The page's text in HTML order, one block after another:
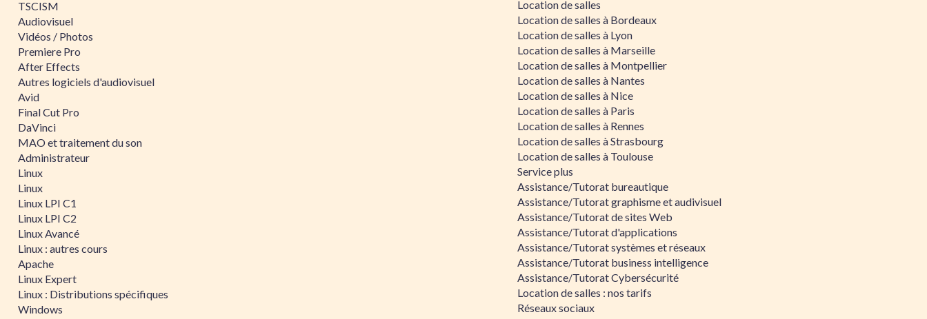
TSCISM
Audiovisuel
Vidéos / Photos
Premiere Pro
After Effects
Autres logiciels d'audiovisuel
Avid
Final Cut Pro
DaVinci
MAO et traitement du son
Administrateur
Linux
Linux
Linux LPI C1
Linux LPI C2
Linux Avancé
Linux : autres cours
Apache
Linux Expert
Linux : Distributions spécifiques
Windows
Location de salles
Location de salles à Bordeaux
Location de salles à Lyon
Location de salles à Marseille
Location de salles à Montpellier
Location de salles à Nantes
Location de salles à Nice
Location de salles à Paris
Location de salles à Rennes
Location de salles à Strasbourg
Location de salles à Toulouse
Service plus
Assistance/Tutorat bureautique
Assistance/Tutorat graphisme et audivisuel
Assistance/Tutorat de sites Web
Assistance/Tutorat d'applications
Assistance/Tutorat systèmes et réseaux
Assistance/Tutorat business intelligence
Assistance/Tutorat Cybersécurité
Location de salles : nos tarifs
Réseaux sociaux